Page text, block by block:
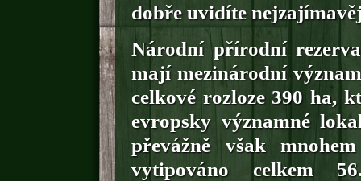
dobře uvidíte
Národní přírodní
mají mezinárodní
celkové rozloze 390 ha,
evropsky významné
převážně však
vytipováno celkem